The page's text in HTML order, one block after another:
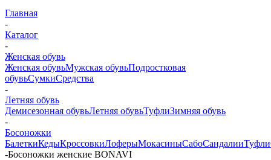
Главная
-
Каталог
-
Женская обувь
Женская обувьМужская обувьПодростковая
обувьСумкиСредства
-
Летняя обувь
Демисезонная обувьЛетняя обувьТуфлиЗимняя обувь
-
Босоножки
БалеткиКедыКроссовкиЛоферыМокасиныСабоСандалииТуфли
-Босоножки женские BONAVI